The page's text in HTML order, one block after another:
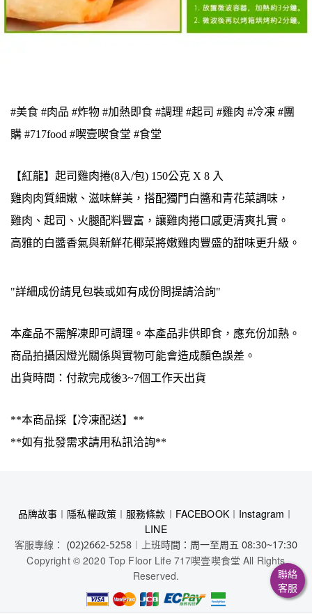
#美食 #肉品 #炸物 #加熱即食 #調理 #起司 #雞肉 #冷凍 #團
購 #717food #喫壹喫食堂 #食堂
【紅龍】起司雞肉捲(8入/包) 150公克 X 8 入
雞肉肉質細嫩、滋味鮮美，搭配獨門白醬和青花菜調味，
雞肉、起司、火腿配料豐富，讓雞肉捲口感更清爽扎實。
高雅的白醬香氣與新鮮花椰菜將嫩雞肉豐盛的甜味更升級。
"詳細成份請見包裝或如有成份問提請洽詢"
本產品不需解凍即可調理。本產品非供即食，應充份加熱。
商品拍攝因燈光關係與實物可能會造成顏色誤差。
出貨時間：付款完成後3~7個工作天出貨
**本商品採【冷凍配送】**
**如有批發需求請用私訊洽詢**
品牌故事 ︱ 隱私權政策︱ 服務條款 ︱ FACEBOOK︱ Instagram ︱
LINE
客服專線： (02)2662-5258︱上班時間：周一至周五 08:30~17:30
Copyright © 2020 Top Floor Life 717喫壹喫食堂 All Rights
Reserved.
聯絡
客服